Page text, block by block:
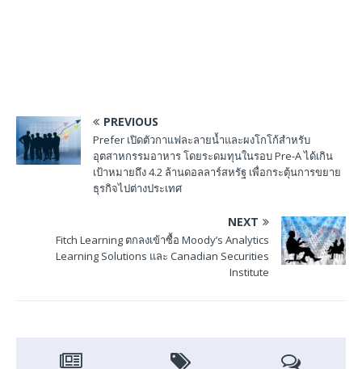
PREVIOUS
Prefer เปิดตัวกาแฟละลายน้ำและผงโกโก้สำหรับ
อุตสาหกรรมอาหาร โดยระดมทุนในรอบ Pre-A ได้เกิน
เป้าหมายถึง 4.2 ล้านดอลลาร์สหรัฐ เพื่อกระตุ้นการขยาย
ธุรกิจไปต่างประเทศ
NEXT
Fitch Learning ตกลงเข้าซื้อ Moody’s Analytics
Learning Solutions และ Canadian Securities
Institute